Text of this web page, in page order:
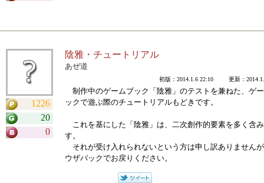
1226
20
0
陰雅・チュートリアル
あぜ道
初版：2014.1.6 22:10 更新：
制作中のゲームブック「陰雅」のテストを兼ねた、ゲ
ックで遊ぶ際のチュートリアルもどきです。
これを基にした「陰雅」は、二次創作的要素を多く含
す。
それが受け入れられないという方は申し訳ありません
ウザバックでお戻りください。